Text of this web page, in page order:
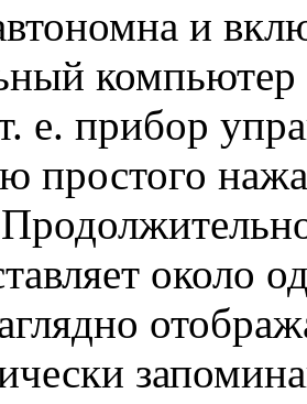
и
компьютер
е. прибор
простого
около